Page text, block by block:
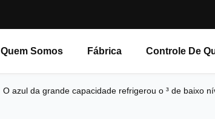
Quem Somos Fábrica Controle De
O azul da grande capacidade refrigerou o ³ de baixo